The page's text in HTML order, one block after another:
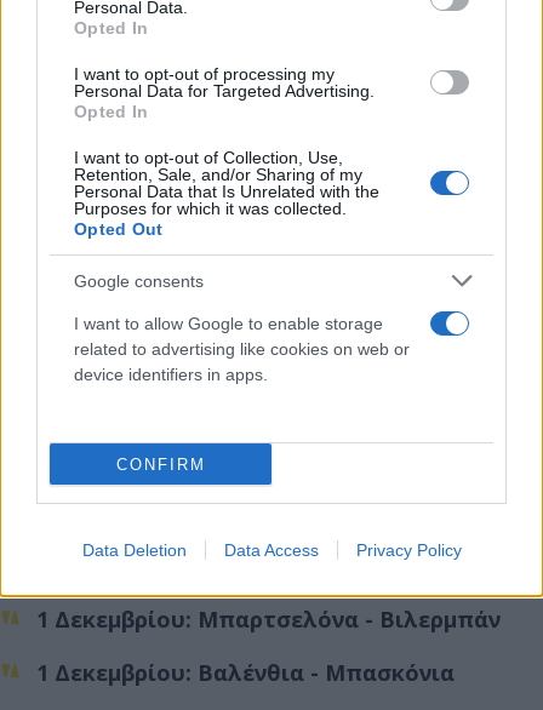
Personal Data.
Opted In
I want to opt-out of processing my
Personal Data for Targeted Advertising.
Opted In
I want to opt-out of Collection, Use,
Retention, Sale, and/or Sharing of my
Personal Data that Is Unrelated with the
Purposes for which it was collected.
Opted Out
Google consents
I want to allow Google to enable storage
related to advertising like cookies on web or
device identifiers in apps.
CONFIRM
Data Deletion Data Access Privacy Policy
24 Νοεμβρίου: Ερυθρός Αστέρας - Αρμάνι
24 Νοεμβρίου: Ολυμπιακός - Ζάλγκιρις
11η αγωνιστική
30 Νοεμβρίου: Μονακό - Ολυμπιακός
30 Νοεμβρίου: Μπάγερν - Μπολόνια
30 Νοεμβρίου: Φενέρμπαχτσε - Ρεάλ
30 Νοεμβρίου: Παρτίζαν - Παναθηναϊκός
1 Δεκεμβρίου: Αρμάνι - Ζάλγκιρις
1 Δεκεμβρίου: Ερυθρός Αστέρας - Εφές
1 Δεκεμβρίου: Μπαρτσελόνα - Βιλερμπάν
1 Δεκεμβρίου: Βαλένθια - Μπασκόνια